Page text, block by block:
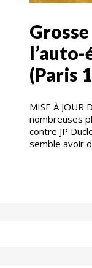
(Paris
MISE À JOUR
nombreuses
contre JP
semble avoir